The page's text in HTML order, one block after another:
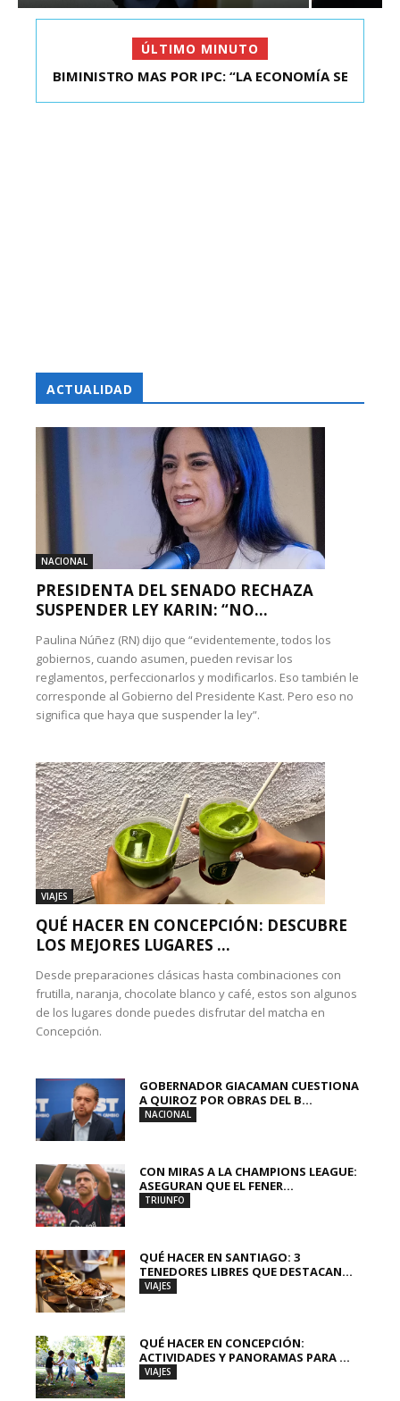
ÚLTIMO MINUTO
KAST SE REUNIÓ CON EL PRESIDENTE ELECTO DE
BIMINISTRO MAS POR IPC: “LA ECONOMÍA SE
ACTUALIDAD
NACIONAL
PRESIDENTA DEL SENADO RECHAZA
SUSPENDER LEY KARIN: “NO...
Paulina Núñez (RN) dijo que “evidentemente, todos los
gobiernos, cuando asumen, pueden revisar los
reglamentos, perfeccionarlos y modificarlos. Eso también le
corresponde al Gobierno del Presidente Kast. Pero eso no
significa que haya que suspender la ley”.
VIAJES
QUÉ HACER EN CONCEPCIÓN: DESCUBRE
LOS MEJORES LUGARES ...
Desde preparaciones clásicas hasta combinaciones con
frutilla, naranja, chocolate blanco y café, estos son algunos
de los lugares donde puedes disfrutar del matcha en
Concepción.
GOBERNADOR GIACAMAN CUESTIONA
A QUIROZ POR OBRAS DEL B...
NACIONAL
CON MIRAS A LA CHAMPIONS LEAGUE:
ASEGURAN QUE EL FENER...
TRIUNFO
QUÉ HACER EN SANTIAGO: 3
TENEDORES LIBRES QUE DESTACAN...
VIAJES
QUÉ HACER EN CONCEPCIÓN:
ACTIVIDADES Y PANORAMAS PARA ...
VIAJES